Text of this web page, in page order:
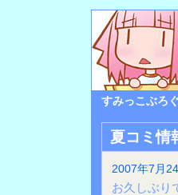
すみっこぶろぐ
夏コミ情
2007年7月
お久しぶり